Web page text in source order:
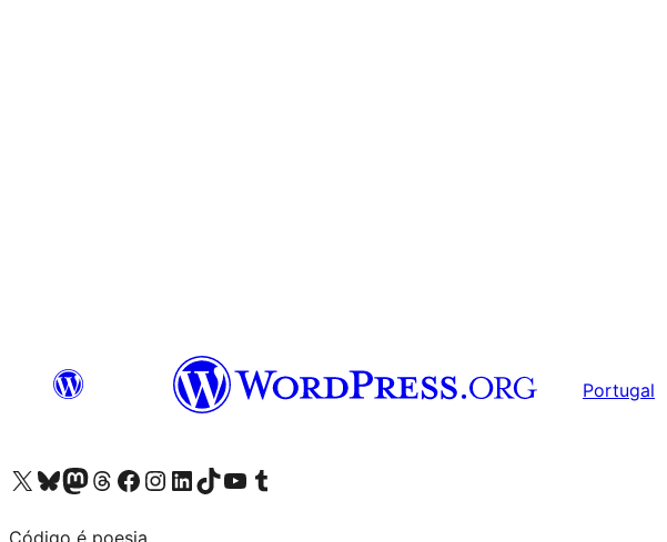
Portugal
Visite a nossa conta X (antigo Twitter)
Visit our Bluesky account
Visit our Mastodon account
Visit our Threads account
Visite a nossa página do Facebook
Visite a nossa conta no Instagram
Visite a nossa conta no LinkedIn
Visit our TikTok account
Visit our YouTube channel
Visit our Tumblr account